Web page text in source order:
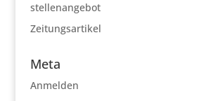
stellenangebot
Zeitungsartikel
Meta
Anmelden